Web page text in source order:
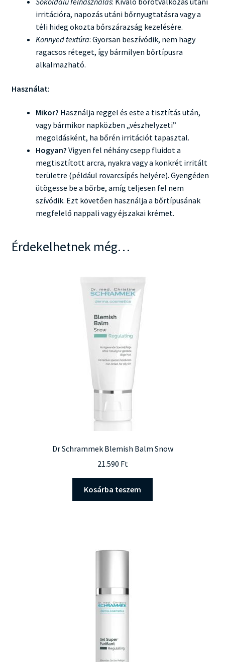
irritációra, napozás utáni bőrnyugtatásra vagy a
téli hideg okozta bőrszárazság kezelésére.
Könnyed textúra: Gyorsan beszívódik, nem hagy
ragacsos réteget, így bármilyen bőrtípusra
alkalmazható.
Használat:
Mikor? Használja reggel és este a tisztítás után,
vagy bármikor napközben „vészhelyzeti”
megoldásként, ha bőrén irritációt tapasztal.
Hogyan? Vigyen fel néhány csepp fluidot a
megtisztított arcra, nyakra vagy a konkrét irritált
területre (például rovarcsípés helyére). Gyengéden
ütögesse be a bőrbe, amíg teljesen fel nem
szívódik. Ezt követően használja a bőrtípusának
megfelelő nappali vagy éjszakai krémet.
Érdekelhetnek még…
Dr Schrammek Blemish Balm Snow
21.590 Ft
Kosárba teszem